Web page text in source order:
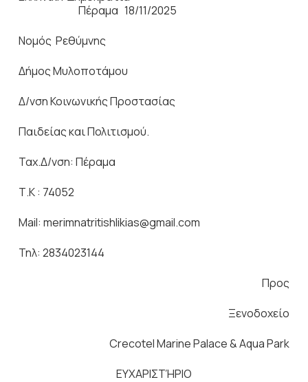
Πέραμα 18/11/2025
Νομός Ρεθύμνης
Δήμος Μυλοποτάμου
Δ/νση Κοινωνικής Προστασίας
Παιδείας και Πολιτισμού.
Ταχ.Δ/νση: Πέραμα
Τ.Κ : 74052
Μail: merimnatritishlikias@gmail.com
Τηλ: 2834023144
Προς
Ξενοδοχείο
Crecotel Marine Palace & Aqua Park
ΕΥΧΑΡΙΣΤΉΡΙΟ